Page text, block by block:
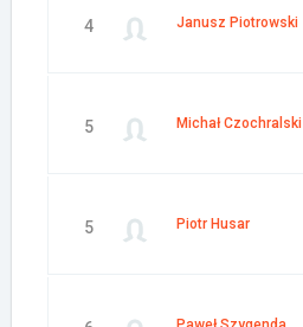
4 Janusz Piotrowski
5 Michał Czochralski
5 Piotr Husar